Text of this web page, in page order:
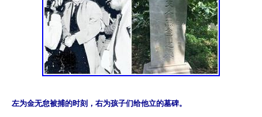
左为金无怠被捕的时刻，右为孩子们给他立的墓碑。